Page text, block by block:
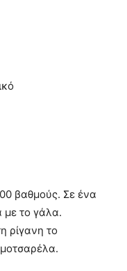
βαθμούς. Σε ένα
με το γάλα.
ρίγανη το
μοτσαρέλα.